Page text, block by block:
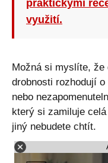
praktickými
využití.
Možná si myslíte, že
drobnosti rozhodují
nebo
který si zamiluje
jiný nebudete chtít.